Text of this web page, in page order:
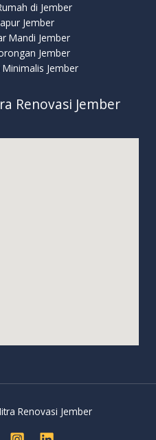
di Jember
Jember
Mandi Jember
Jember
Jember
Renovasi Jember
Renovasi Jember